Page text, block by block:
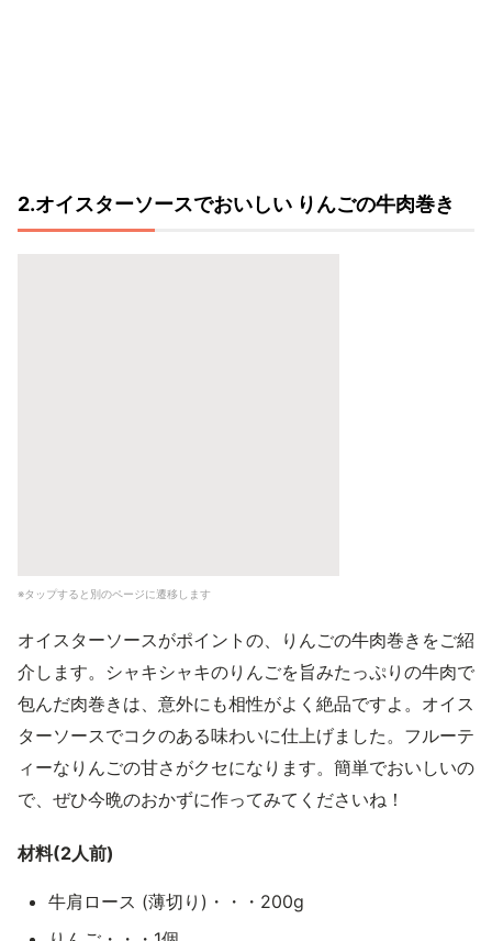
2.オイスターソースでおいしい りんごの牛肉巻き
※タップすると別のページに遷移します
オイスターソースがポイントの、りんごの牛肉巻きをご紹
介します。シャキシャキのりんごを旨みたっぷりの牛肉で
包んだ肉巻きは、意外にも相性がよく絶品ですよ。オイス
ターソースでコクのある味わいに仕上げました。フルーテ
ィーなりんごの甘さがクセになります。簡単でおいしいの
で、ぜひ今晩のおかずに作ってみてくださいね！
材料(2人前)
牛肩ロース (薄切り)・・・200g